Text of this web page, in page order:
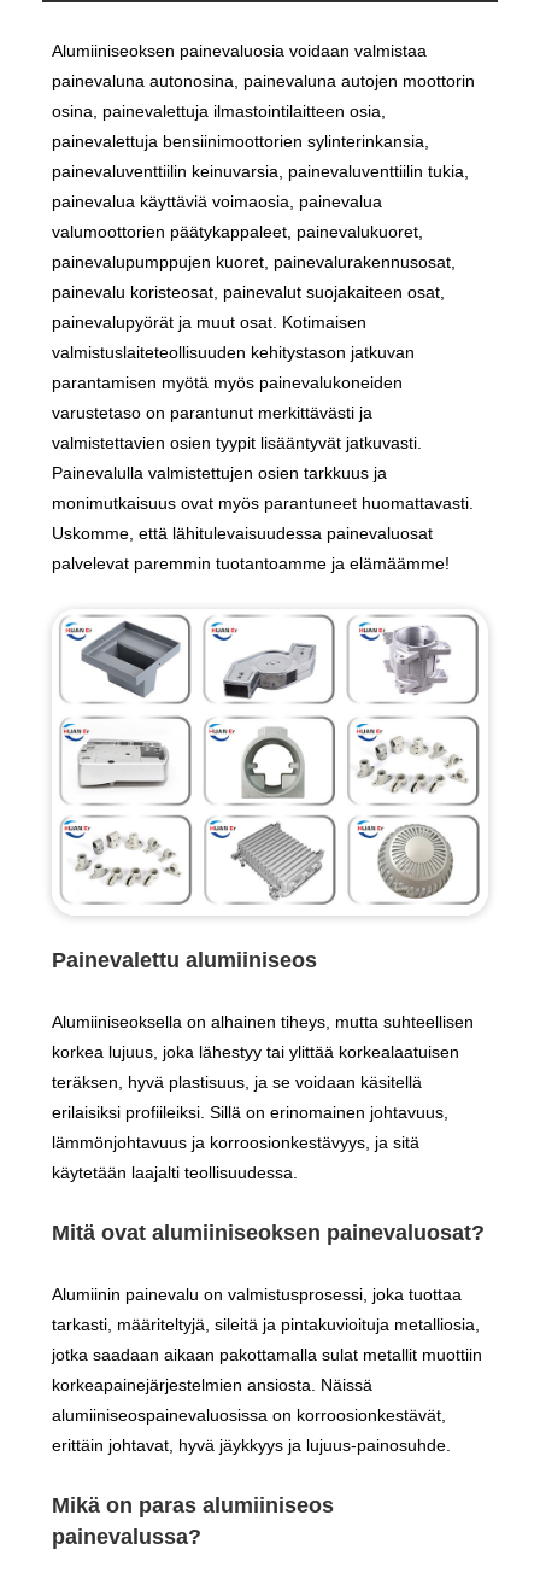
Alumiiniseoksen painevaluosia voidaan valmistaa
painevaluna autonosina, painevaluna autojen moottorin
osina, painevalettuja ilmastointilaitteen osia,
painevalettuja bensiinimoottorien sylinterinkansia,
painevaluventtiilin keinuvarsia, painevaluventtiilin tukia,
painevalua käyttäviä voimaosia, painevalua
valumoottorien päätykappaleet, painevalukuoret,
painevalupumppujen kuoret, painevalurakennusosat,
painevalu koristeosat, painevalut suojakaiteen osat,
painevalupyörät ja muut osat. Kotimaisen
valmistuslaiteteollisuuden kehitystason jatkuvan
parantamisen myötä myös painevalukoneiden
varustetaso on parantunut merkittävästi ja
valmistettavien osien tyypit lisääntyvät jatkuvasti.
Painevalulla valmistettujen osien tarkkuus ja
monimutkaisuus ovat myös parantuneet huomattavasti.
Uskomme, että lähitulevaisuudessa painevaluosat
palvelevat paremmin tuotantoamme ja elämäämme!
Painevalettu alumiiniseos
Alumiiniseoksella on alhainen tiheys, mutta suhteellisen
korkea lujuus, joka lähestyy tai ylittää korkealaatuisen
teräksen, hyvä plastisuus, ja se voidaan käsitellä
erilaisiksi profiileiksi. Sillä on erinomainen johtavuus,
lämmönjohtavuus ja korroosionkestävyys, ja sitä
käytetään laajalti teollisuudessa.
Mitä ovat alumiiniseoksen painevaluosat?
Alumiinin painevalu on valmistusprosessi, joka tuottaa
tarkasti, määriteltyjä, sileitä ja pintakuvioituja metalliosia,
jotka saadaan aikaan pakottamalla sulat metallit muottiin
korkeapainejärjestelmien ansiosta. Näissä
alumiiniseospainevaluosissa on korroosionkestävät,
erittäin johtavat, hyvä jäykkyys ja lujuus-painosuhde.
Mikä on paras alumiiniseos
painevalussa?